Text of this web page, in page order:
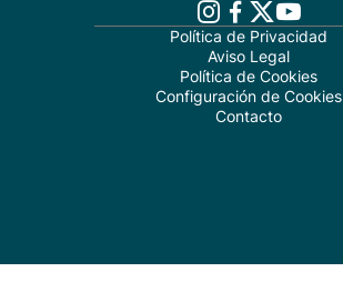
Política de Privacidad
Aviso Legal
Política de Cookies
Configuración de Cookies
Contacto